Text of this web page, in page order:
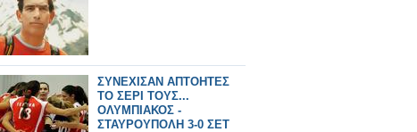
ΣΥΝΕΧΙΣΑΝ ΑΠΤΟΗΤΕΣ
ΤΟ ΣΕΡΙ ΤΟΥΣ...
ΟΛΥΜΠΙΑΚΟΣ -
ΣΤΑΥΡΟΥΠΟΛΗ 3-0 ΣΕΤ